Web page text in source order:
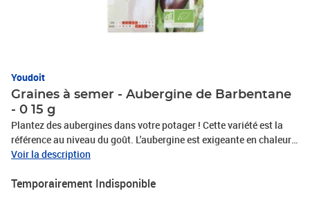
Youdoit
Graines à semer - Aubergine de Barbentane
- 0 15 g
Plantez des aubergines dans votre potager ! Cette variété est la
référence au niveau du goût. L'aubergine est exigeante en chaleur.
Semez les graines entre Mars et Juillet à 0,5 cm de profondeur à
de 250 à 300 g. Poids : 0,15 g.
Voir la description
Temporairement Indisponible